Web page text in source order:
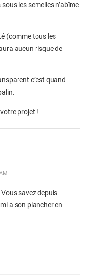
les semelles n’abîme
(comme tous les
aucun risque de
c’est quand
projet !
savez depuis
a son plancher en